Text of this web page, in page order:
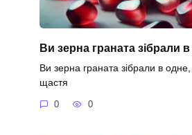
Ви зерна граната зібрали
Ви зерна граната зібрали в
щастя
0 0